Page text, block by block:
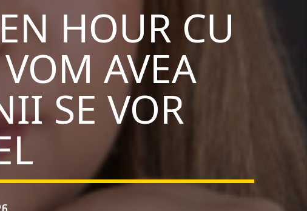
HOUR CU
AVEA
SE VOR